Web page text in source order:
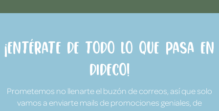
¡Entérate de todo lo que pasa en
Dideco!
Prometemos no llenarte el buzón de correos, así que solo
vamos a enviarte mails de promociones geniales, de